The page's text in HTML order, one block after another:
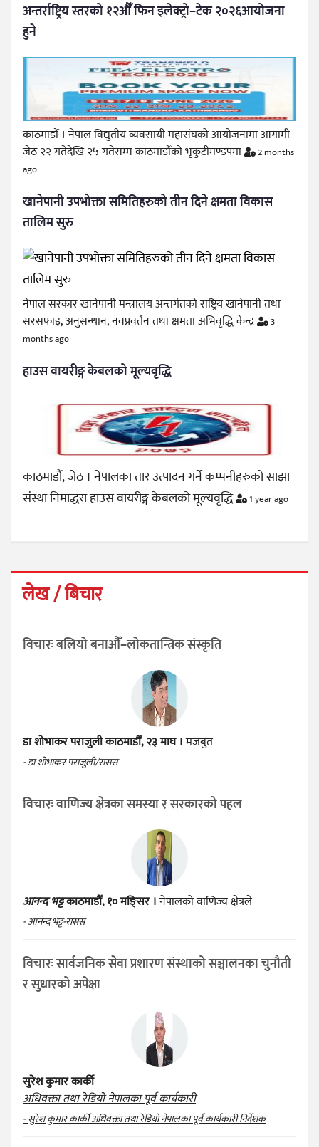
अन्तर्राष्ट्रिय स्तरको १२औँ फिन इलेक्ट्रो–टेक २०२६आयोजना
हुने
काठमाडौँ । नेपाल विद्युतीय व्यवसायी महासंघको आयोजनामा आगामी
जेठ २२ गतेदेखि २५ गतेसम्म काठमाडौँको भृकुटीमण्डपमा
2 months
ago
खानेपानी उपभोक्ता समितिहरुको तीन दिने क्षमता विकास
तालिम सुरु
नेपाल सरकार खानेपानी मन्त्रालय अन्तर्गतको राष्ट्रिय खानेपानी तथा
सरसफाइ, अनुसन्धान, नवप्रवर्तन तथा क्षमता अभिवृद्धि केन्द्र
3
months ago
हाउस वायरीङ्ग केबलको मूल्यवृद्धि
काठमाडौँ, जेठ । नेपालका तार उत्पादन गर्ने कम्पनीहरुको साझा
संस्था निमाद्धरा हाउस वायरीङ्ग केबलको मूल्यवृद्धि
1 year ago
लेख / बिचार
विचारः बलियो बनाऔँ–लोकतान्त्रिक संस्कृति
डा शोभाकर पराजुलीकाठमाडौँ, २३ माघ ।मजबुत
- डा शोभाकर पराजुली/रासस
विचारः वाणिज्य क्षेत्रका समस्या र सरकारको पहल
आनन्द भट्टकाठमाडौँ, १० मङ्सिर ।नेपालको वाणिज्य क्षेत्रले
- आनन्द भट्ट-रासस
विचारः सार्वजनिक सेवा प्रशारण संस्थाको सञ्चालनका चुनौती
र सुधारको अपेक्षा
सुरेश कुमार कार्की
अधिवक्ता तथा रेडियो नेपालका पूर्व कार्यकारी
- सुरेश कुमार कार्की अधिवक्ता तथा रेडियो नेपालका पूर्व कार्यकारी निर्देशक